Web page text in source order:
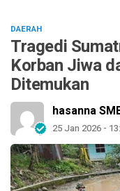
DAERAH
Tragedi
Korban Jiwa
Ditemukan
hasanna
25 Jan 2026 -